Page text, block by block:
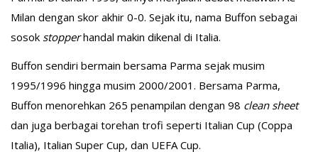
Milan dengan skor akhir 0-0. Sejak itu, nama Buffon sebagai
sosok stopperhandal makin dikenal di Italia.
Buffon sendiri bermain bersama Parma sejak musim
1995/1996 hingga musim 2000/2001. Bersama Parma,
Buffon menorehkan 265 penampilan dengan 98 clean sheet
dan juga berbagai torehan trofi seperti Italian Cup (Coppa
Italia), Italian Super Cup, dan UEFA Cup.